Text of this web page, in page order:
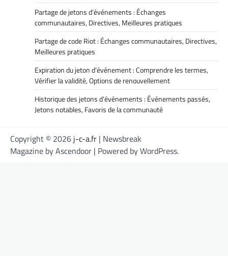
Partage de jetons d’événements : Échanges
communautaires, Directives, Meilleures pratiques
Partage de code Riot : Échanges communautaires, Directives,
Meilleures pratiques
Expiration du jeton d’événement : Comprendre les termes,
Vérifier la validité, Options de renouvellement
Historique des jetons d’événements : Événements passés,
Jetons notables, Favoris de la communauté
Copyright © 2026 j-c-a.fr | Newsbreak
Magazine byAscendoor | Powered byWordPress.